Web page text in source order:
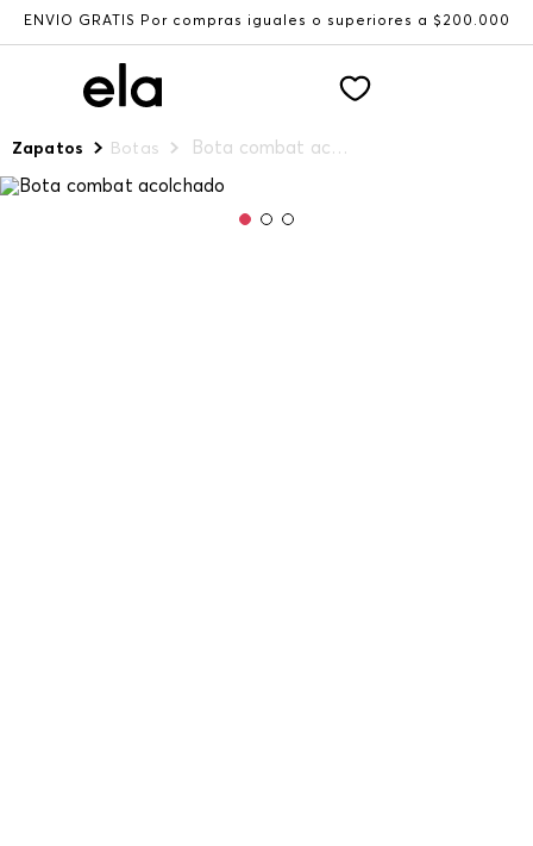
ENVÍO GRATIS Por compras iguales o superiores a $200.000
Zapatos Botas Bota combat acolchado